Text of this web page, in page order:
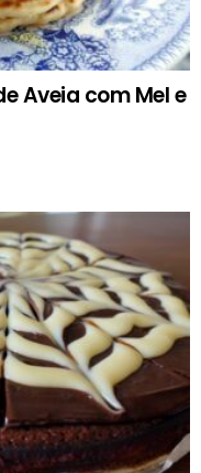
Aveia com Mel e